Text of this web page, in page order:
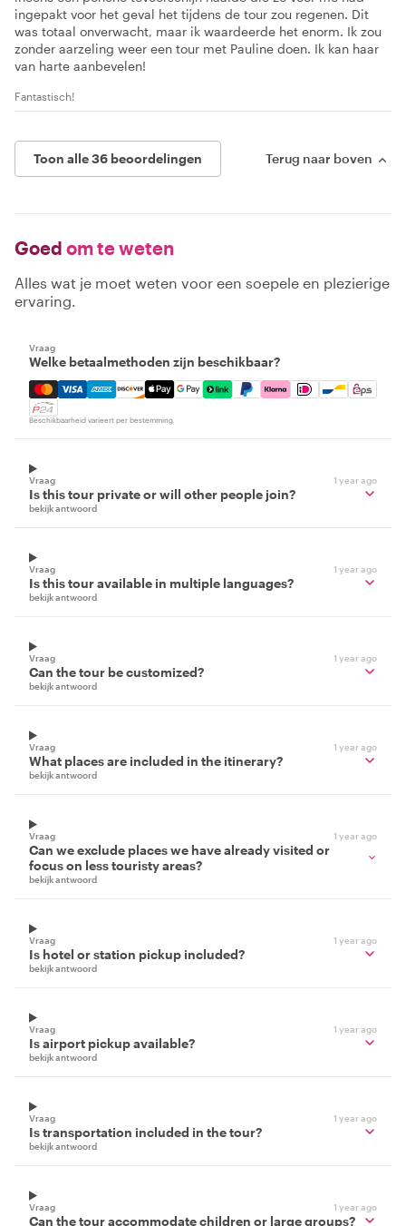
ingepakt voor het geval het tijdens de tour zou regenen. Dit
was totaal onverwacht, maar ik waardeerde het enorm. Ik zou
zonder aarzeling weer een tour met Pauline doen. Ik kan haar
van harte aanbevelen!
Fantastisch!
Toon alle 36 beoordelingen Terug naar boven
Goed om te weten
Alles wat je moet weten voor een soepele en plezierige
ervaring.
Vraag
Welke betaalmethoden zijn beschikbaar?
Mastercard, Visa, Amex, Discover, Apple Pay, Google
Beschikbaarheid varieert per bestemming
Vraag 1 year ago
Is this tour private or will other people join?
bekijk antwoord
Vraag 1 year ago
Is this tour available in multiple languages?
bekijk antwoord
Vraag 1 year ago
Can the tour be customized?
bekijk antwoord
Vraag 1 year ago
What places are included in the itinerary?
bekijk antwoord
Vraag 1 year ago
Can we exclude places we have already visited or
focus on less touristy areas?
bekijk antwoord
Vraag 1 year ago
Is hotel or station pickup included?
bekijk antwoord
Vraag 1 year ago
Is airport pickup available?
bekijk antwoord
Vraag 1 year ago
Is transportation included in the tour?
bekijk antwoord
Vraag 1 year ago
Can the tour accommodate children or large groups?